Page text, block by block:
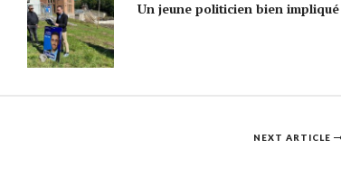
Un jeune politicien bien impliqué
NEXT ARTICLE